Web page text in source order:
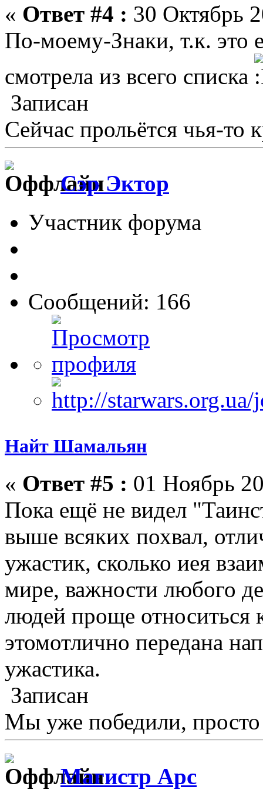
« Ответ #4 : 30 Октябрь
По-моему-Знаки, т.к. это
смотрела из всего списка
Записан
Сейчас прольётся чья-то
Сэр Эктор
Участник форума
Сообщений: 166
Найт Шамальян
« Ответ #5 : 01 Ноябрь
Пока ещё не видел
выше всяких похвал,
ужастик, сколько иея
мире, важности любого
людей проще относиться
этомотлично передана
ужастика.
Записан
Мы уже победили, просто
Магистр Арс